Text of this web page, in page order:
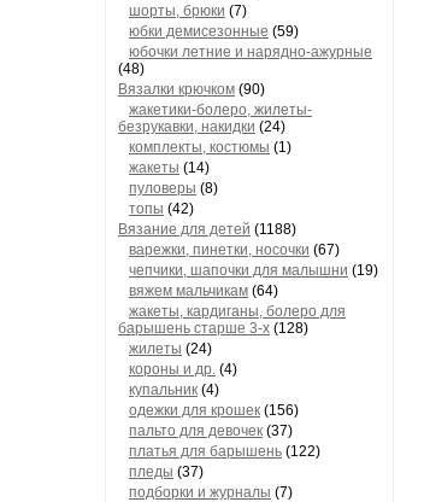
шорты, брюки (7)
юбки демисезонные (59)
юбочки летние и нарядно-ажурные
(48)
Вязалки крючком (90)
жакетики-болеро, жилеты-
безрукавки, накидки (24)
комплекты, костюмы (1)
жакеты (14)
пуловеры (8)
топы (42)
Вязание для детей (1188)
варежки, пинетки, носочки (67)
чепчики, шапочки для малышни (19)
вяжем мальчикам (64)
жакеты, кардиганы, болеро для
барышень старше 3-х (128)
жилеты (24)
короны и др. (4)
купальник (4)
одежки для крошек (156)
пальто для девочек (37)
платья для барышень (122)
пледы (37)
подборки и журналы (7)